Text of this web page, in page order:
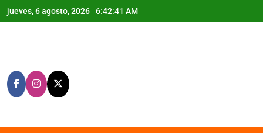
Saltar
al
jueves, 6 agosto, 2026 6:42:42 AM